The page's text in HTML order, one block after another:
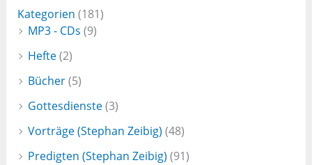
Kategorien (181)
MP3 - CDs (9)
Hefte(2)
Bücher(5)
Gottesdienste(3)
Vorträge (Stephan Zeibig) (48)
Predigten (Stephan Zeibig) (91)